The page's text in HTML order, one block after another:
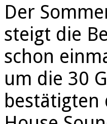
Der
steigt die
schon
um die 30